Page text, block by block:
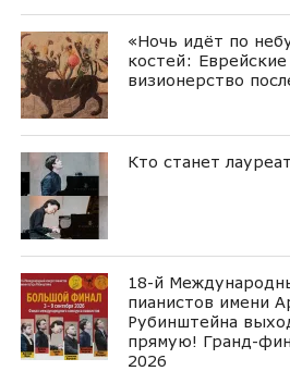
«Ночь идёт по
костей:
визионерство
Кто станет
18-й
пианистов имени
Рубинштейна
прямую! Гранд-
2026